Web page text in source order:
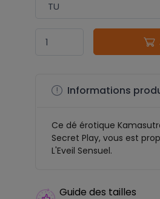
Informations
Ce dé érotique
Secret Play, vous est
L'Eveil Sensuel.
Guide des tailles